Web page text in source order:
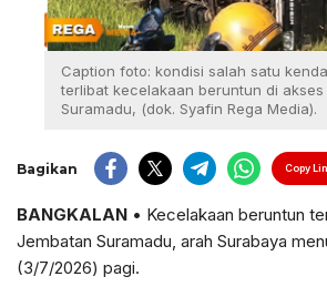
Caption foto: kondisi salah satu
terlibat kecelakaan beruntun di akses
Suramadu, (dok. Syafin Rega Media).
Bagikan Copy
BANGKALAN • Kecelakaan beruntun
Jembatan Suramadu, arah Surabaya
(3/7/2026) pagi.